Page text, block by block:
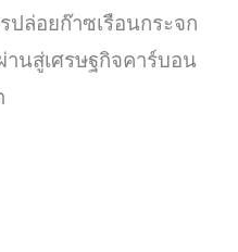
ปล่อยก๊าซเรือนกระจก
นสู่เศรษฐกิจคาร์บอน